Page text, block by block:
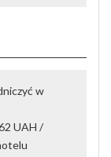
w
UAH /